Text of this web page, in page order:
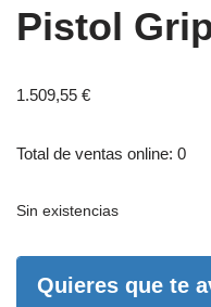
Pistol
1.509,55 €
Total de ventas online: 0
Sin existencias
Quieres que te